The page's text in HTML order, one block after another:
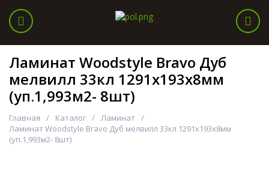
Ламинат Woodstyle Bravo Дуб
мелвилл 33кл 1291х193х8мм
(уп.1,993м2- 8шт)
Главная Каталог
Ламинат
Ламинат Woodstyle Bravo Дуб мелвилл 33кл 1291х193х8мм
(уп.1,993м2- 8шт)